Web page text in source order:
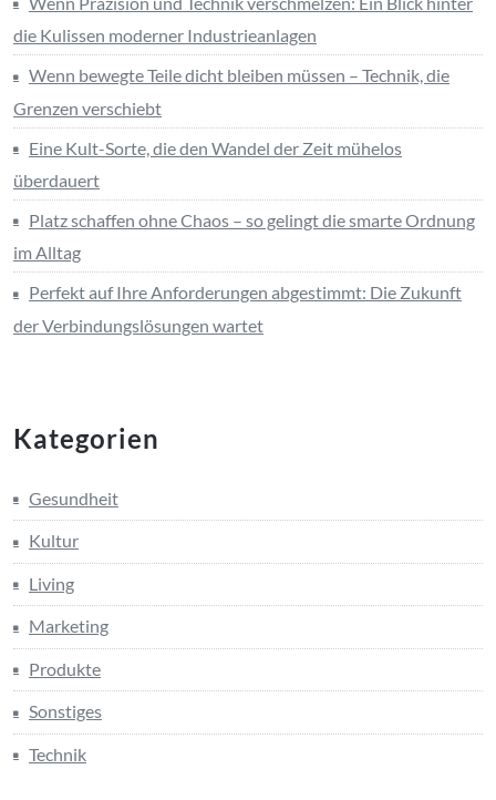
die Kulissen moderner Industrieanlagen
Wenn bewegte Teile dicht bleiben müssen – Technik, die
Grenzen verschiebt
Eine Kult-Sorte, die den Wandel der Zeit mühelos
überdauert
Platz schaffen ohne Chaos – so gelingt die smarte Ordnung
im Alltag
Perfekt auf Ihre Anforderungen abgestimmt: Die Zukunft
der Verbindungslösungen wartet
Kategorien
Gesundheit
Kultur
Living
Marketing
Produkte
Sonstiges
Technik